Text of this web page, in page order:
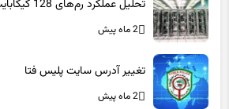
تحلیل عملکرد رم‌های 128 گیگابایت در بارهای سنگین
2 ماه پیش
تغییر آدرس سایت پلیس فتا
2 ماه پیش